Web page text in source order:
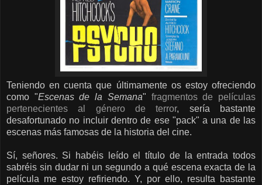
Teniendo en cuenta que últimamente os estoy ofreciendo
como "Escenas de la Semana" fragmentos de películas
pertenecientes al género de terror, sería bastante
desafortunado no incluir dentro de ese "pack" a una de las
escenas más famosas de la historia del cine.
Sí, señores. Si habéis leído el título de la entrada todos
sabréis sin dudar ni un segundo a qué escena exacta de la
película me estoy refiriendo. Y, por ello, resulta bastante